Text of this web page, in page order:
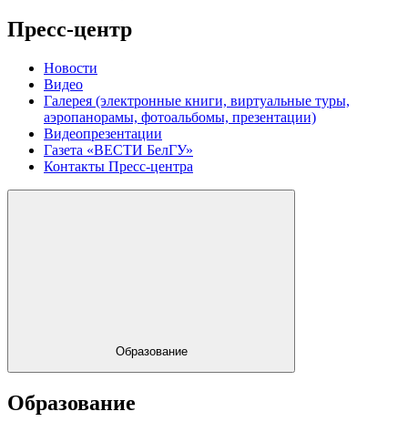
Пресс-центр
Новости
Видео
Галерея (электронные книги, виртуальные туры,
аэропанорамы, фотоальбомы, презентации)
Видеопрезентации
Газета «ВЕСТИ БелГУ»
Контакты Пресс-центра
Образование
Образование